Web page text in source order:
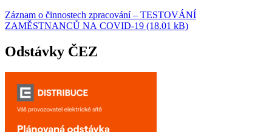
Záznam o činnostech zpracování – TESTOVÁNÍ
ZAMĚSTNANCŮ NA COVID-19 (18.01 kB)
Odstávky ČEZ